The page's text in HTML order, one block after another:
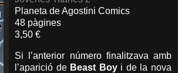
Planeta de Agostini Comics
48 pàgines
3,50 €
Si l’anterior número finalitzava amb
l’aparició de Beast Boyi de la nova